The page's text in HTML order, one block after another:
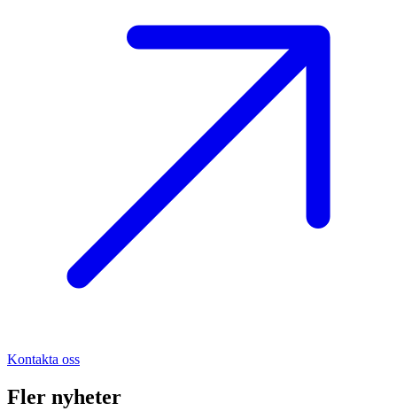
Kontakta oss
Fler nyheter